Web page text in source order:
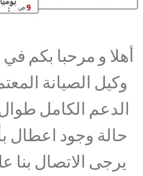
أهلا و مرحبا بكم
وكيل الصيانة
الدعم الكامل
حالة وجود اعطال
يرجى الاتصال بنا